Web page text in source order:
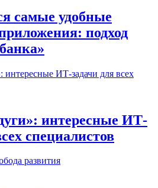
самые удобные
подход
интересные ИТ-
специалистов